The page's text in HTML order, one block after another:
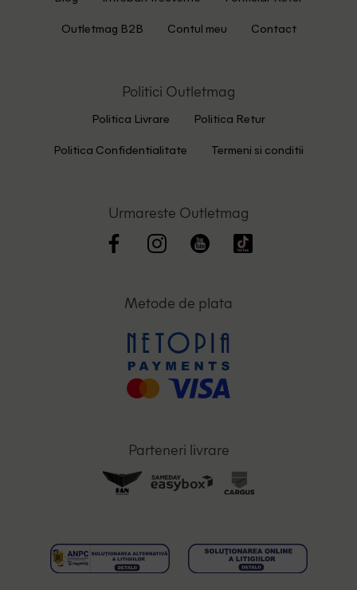
Outletmag B2B Contul meu Contact
Politici Outletmag
Politica Livrare Politica Retur
Politica Confidentialitate Termeni si conditii
Urmareste Outletmag
Metode de plata
Parteneri livrare